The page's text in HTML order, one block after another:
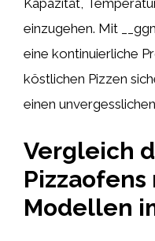
Kapazität,
einzugehen. Mit
eine kontinuierliche
köstlichen Pizzen
einen
Vergleich
Modellen